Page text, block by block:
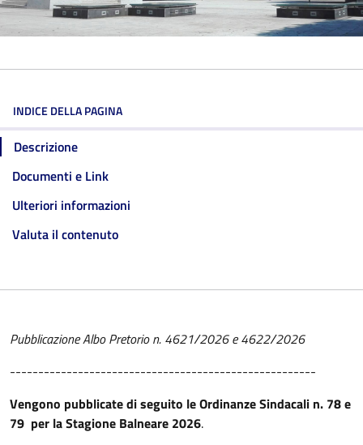
INDICE DELLA PAGINA
Descrizione
Documenti e Link
Ulteriori informazioni
Valuta il contenuto
Pubblicazione Albo Pretorio n. 4621/2026 e 4622/2026
------------------------------------------------------
Vengono pubblicate di seguito le Ordinanze Sindacali n. 78 e
79 per la Stagione Balneare 2026.